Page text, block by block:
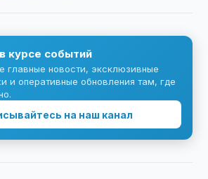
курсе событий
главные новости, эксклюзивные
и оперативные обновления там, где
на наш канал